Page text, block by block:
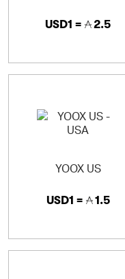
USD1 = 2.5
YOOX US
USD1 = 1.5